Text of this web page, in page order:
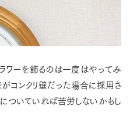
ワーを飾るのは一度はやってみ
がコンクリ壁だった場合に採用さ
ついていれば苦労しないかもし